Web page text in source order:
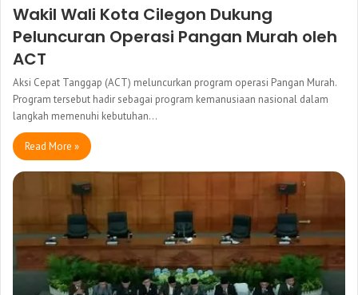
Wakil Wali Kota Cilegon Dukung
Peluncuran Operasi Pangan Murah oleh
ACT
Aksi Cepat Tanggap (ACT) meluncurkan program operasi Pangan Murah.
Program tersebut hadir sebagai program kemanusiaan nasional dalam
langkah memenuhi kebutuhan…
Read More »